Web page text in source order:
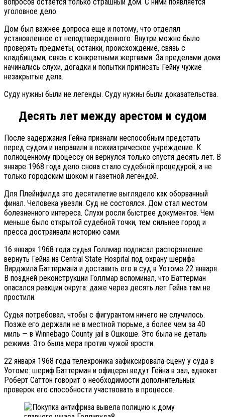
уголовное дело.
Дом был важнее допроса еще и потому, что отделял
установленное от неподтвержденного. Внутри можно было
проверять предметы, останки, происхождение, связь с
кладбищами, связь с конкретными жертвами. За пределами дома
начинались слухи, догадки и попытки приписать Гейну чужие
незакрытые дела.
Суду нужны были не легенды. Суду нужны были доказательства.
Десять лет между арестом и судом
После задержания Гейна признали неспособным предстать
перед судом и направили в психиатрическое учреждение. К
полноценному процессу он вернулся только спустя десять лет. В
январе 1968 года дело снова стало судебной процедурой, а не
только городским шоком и газетной легендой.
Для Плейнфилда это десятилетие выглядело как оборванный
финал. Человека увезли. Суд не состоялся. Дом стал местом
болезненного интереса. Слухи росли быстрее документов. Чем
меньше было открытой судебной точки, тем сильнее город и
пресса достраивали историю сами.
16 января 1968 года судья Голлмар подписал распоряжение
вернуть Гейна из Central State Hospital под охрану шерифа
Вирджила Баттермана и доставить его в суд в Уотоме 22 января.
В поздней реконструкции Голлмар вспоминал, что Баттерман
опасался реакции округа: даже через десять лет Гейна там не
простили.
Судья потребовал, чтобы с фигурантом ничего не случилось.
Позже его держали не в местной тюрьме, а более чем за 40
миль — в Winnebago County jail в Ошкоше. Это была не деталь
режима. Это была мера против чужой ярости.
22 января 1968 года телехроника зафиксировала сцену у суда в
Уотоме: шериф Баттерман и офицеры ведут Гейна в зал, адвокат
Роберт Саттон говорит о необходимости дополнительных
проверок его способности участвовать в процессе.